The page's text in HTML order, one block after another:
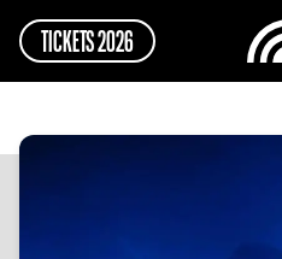
TICKETS 2026